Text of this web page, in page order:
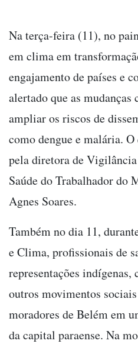
Na terça-feira (11), no
em clima em
engajamento de países e
alertado que as
ampliar os riscos de
como dengue e malária.
pela diretora de
Saúde do Trabalhador do
Agnes Soares.
Também no dia 11,
e Clima, profissionais de
representações indígenas,
outros movimentos
moradores de Belém em
da capital paraense. Na